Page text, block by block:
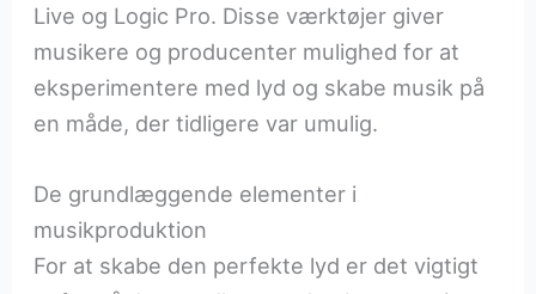
Live og Logic Pro. Disse værktøjer giver
musikere og producenter mulighed for at
eksperimentere med lyd og skabe musik på
en måde, der tidligere var umulig.
De grundlæggende elementer i
musikproduktion
For at skabe den perfekte lyd er det vigtigt